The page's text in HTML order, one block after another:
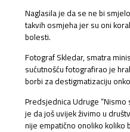
Naglasila je da se ne bi
takvih osmjeha jer su oni
bolesti.
Fotograf Skledar, smatra
sućutnošću fotografirao je
borbi za destigmatizaciju
Predsjednica Udruge “Nismo
je da još uvijek živimo u
nije empatično onoliko koliko